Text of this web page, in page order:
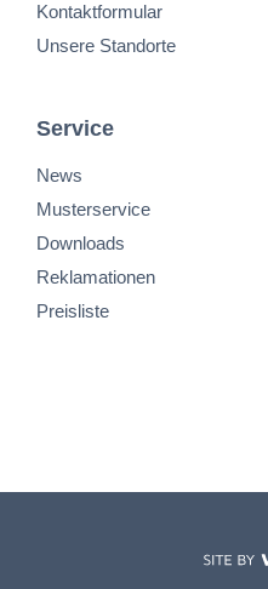
Kontaktformular
Unsere Standorte
Service
News
Musterservice
Downloads
Reklamationen
Preisliste